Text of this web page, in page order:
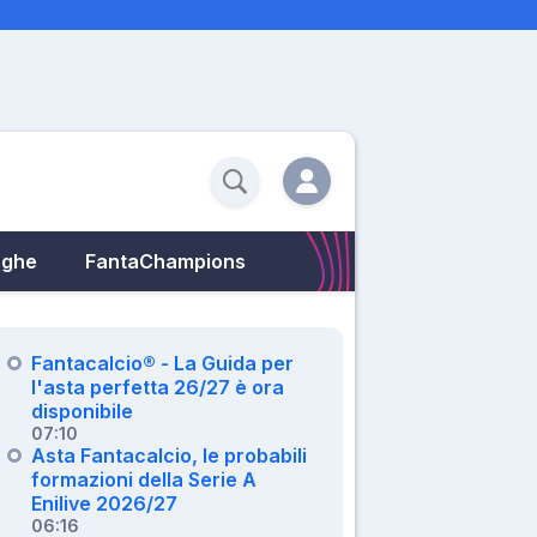
FantaChampions
Fantacalcio® - La Guida per
l'asta perfetta 26/27 è ora
disponibile
07:10
Asta Fantacalcio, le probabili
formazioni della Serie A
Enilive 2026/27
06:16